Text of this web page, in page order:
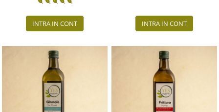
INTRA IN CONT INTRA IN CONT